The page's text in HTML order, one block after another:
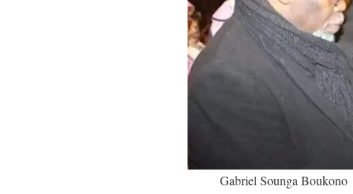
Gabriel Sounga Boukono